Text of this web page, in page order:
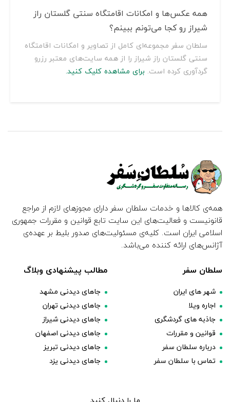
همه عکس‌ها و امکانات اقامتگاه سنتی گلستان راز
شیراز رو کجا می‌تونم ببینم؟
سلطان سفر مجموعه‌ای کامل از تصاویر و امکانات اقامتگاه
سنتی گلستان راز شیراز را از همه سایت‌های معتبر رزرو
گردآوری کرده است. برای مشاهده کلیک کنید.
همه‌ی کالاها و خدمات سلطان سفر دارای مجوزهای لازم از مراجع
قانونیست و فعالیت‌های این سایت تابع قوانین و مقررات جمهوری
اسلامی ایران است. کلیه‌ی مسئولیت‌های صدور بلیط بر عهده‌ی
آژانس‌های ارائه کننده می‌باشد.
سلطان سفر
شهر های ایران
اجاره ویلا
جاذبه های گردشگری
قوانین و مقررات
درباره سلطان سفر
تماس با سلطان سفر
مطالب پیشنهادی وبلاگ
جاهای دیدنی مشهد
جاهای دیدنی تهران
جاهای دیدنی شیراز
جاهای دیدنی اصفهان
جاهای دیدنی تبریز
جاهای دیدنی یزد